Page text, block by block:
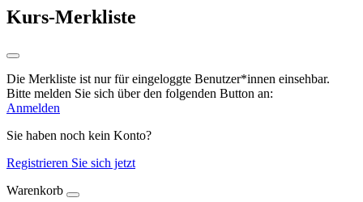
Kurs-Merkliste
Die Merkliste ist nur für eingeloggte Benutzer*innen einsehbar.
Bitte melden Sie sich über den folgenden Button an:
Anmelden
Sie haben noch kein Konto?
Registrieren Sie sich jetzt
Warenkorb